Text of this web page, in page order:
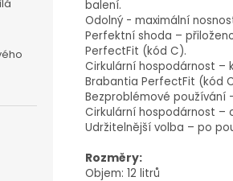
balení.
Odolný - maximální
Perfektní shoda –
PerfectFit (kód C).
Cirkulární hospodárnost –
Brabantia PerfectFit (kód
Bezproblémové používání
Cirkulární hospodárnost –
Udržitelnější volba – po
Rozměry:
Objem: 12 litrů